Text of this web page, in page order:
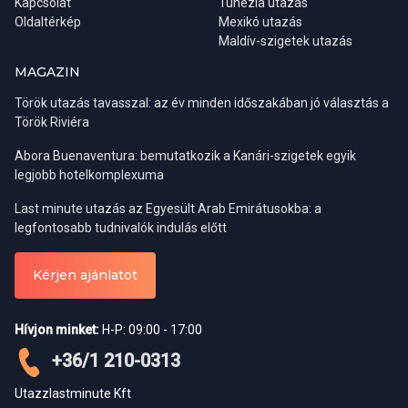
Ha viszont inkább csak kulturális céllal látogatnánk az országba,
akkor a tavaszi időszak a legideálisabb. A téli esőzések ilyenkor
már véget értek, a levegő kellemesen meleg, a táj pedig a
partján. Amennyiben a keleti, hegyvidéki területekre is kíváncsiak
vagyunk, az utazás ideális ideje május és október közé tehető,
télen ugyanis ezen a területen gyakoriak a fagyok, illetve a
havazás miatti útlezárások.
Régiók:
Belek, Side, Alanya
Részvételi díj:
0-6 év ingyenes / 7-12 év 18 € / felnőtt 35 €
Azoknak ajánljuk ezt a programunkat, akik tengeribetegek vagy
nem szeretnék feláldozni egy napjukat a város felfedezésével,
hiszen vétek lenne kihagyni a város látványosságainak
Oldaltérkép
Mexikó utazás
Maldív-szigetek utazás
MAGAZIN
Török utazás tavasszal: az év minden időszakában jó választás a
Török Riviéra
Abora Buenaventura: bemutatkozik a Kanári-szigetek egyik
legjobb hotelkomplexuma
Last minute utazás az Egyesült Arab Emirátusokba: a
legfontosabb tudnivalók indulás előtt
Kérjen ajánlatot
Hívjon minket: H-P: 09:00 - 17:00
+36/1 210-0313
Utazzlastminute Kft